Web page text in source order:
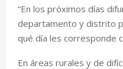
“En los próximos días
departamento y distrito
qué día les corresponde
En áreas rurales y de